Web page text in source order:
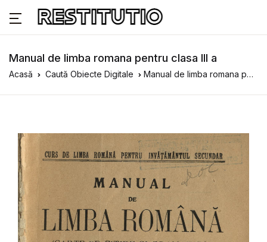
Manual de limba romana pentru clasa III a
Acasă Caută Obiecte Digitale Manual de limba romana pentru clasa III a